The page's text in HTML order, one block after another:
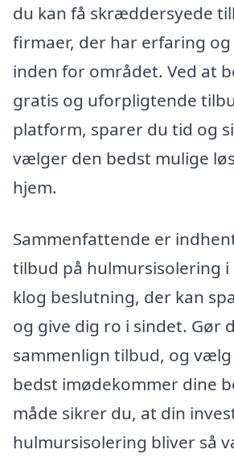
du kan få skræddersyede
firmaer, der har erfaring
inden for området. Ved at
gratis og uforpligtende
platform, sparer du tid og
vælger den bedst mulige
hjem.
Sammenfattende er
tilbud på hulmursisolering i
klog beslutning, der kan
og give dig ro i sindet. Gør
sammenlign tilbud, og
bedst imødekommer dine
måde sikrer du, at din
hulmursisolering bliver så